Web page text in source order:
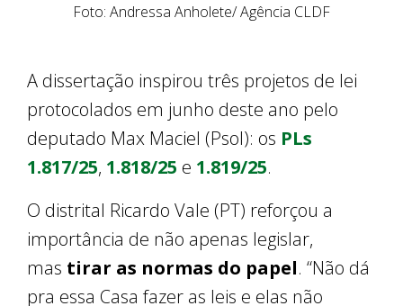
Foto: Andressa Anholete/ Agência CLDF
A dissertação inspirou três projetos de lei
protocolados em junho deste ano pelo
deputado Max Maciel (Psol): os PLs
1.817/25, 1.818/25 e 1.819/25.
O distrital Ricardo Vale (PT) reforçou a
importância de não apenas legislar,
mas tirar as normas do papel. “Não dá
pra essa Casa fazer as leis e elas não